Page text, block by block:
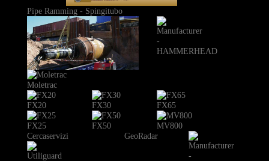
Pipe Ramming - Spingitubo
Moletrac
FX20
FX25
FX30
FX50
FX65
MV800
Cercaservizi
GeoRadar